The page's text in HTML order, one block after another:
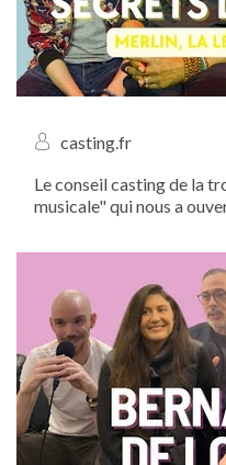
casting.fr
Le conseil casting de la
musicale" qui nous a
Julienne (Merlin),